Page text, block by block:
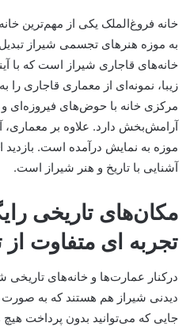
خانه فروغ‌الملک یکی از مهم‌ترین
به موزه هنرهای تجسمی شیراز
خانه‌های قاجاری شیراز است که با
زیبا، نمونه‌ای از معماری قاجاری
مرکزی خانه با حوض‌های فیروزه‌ای
آرامش‌بخش دارد. علاوه بر معماری،
موزه به نمایش درآمده است. بازدید
آشنایی با تاریخ و هنر شیراز است.
مکان‌های تاریخی
تجربه ای متفاوت از
درکنار عمارت‌ها و خانه‌های تاریخی
دیدنی شیراز هم هستند که به صورت
جایی که می‌توانید بدون پرداخت هیچ